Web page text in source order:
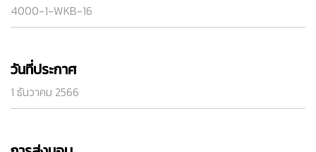
4000-1-WKB-16
วันที่ประกาศ
1 ธันวาคม 2566